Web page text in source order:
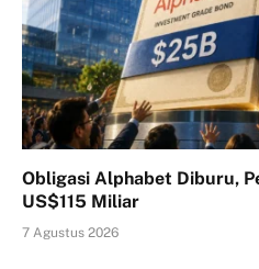
Obligasi Alphabet Diburu,
US$115 Miliar
7 Agustus 2026